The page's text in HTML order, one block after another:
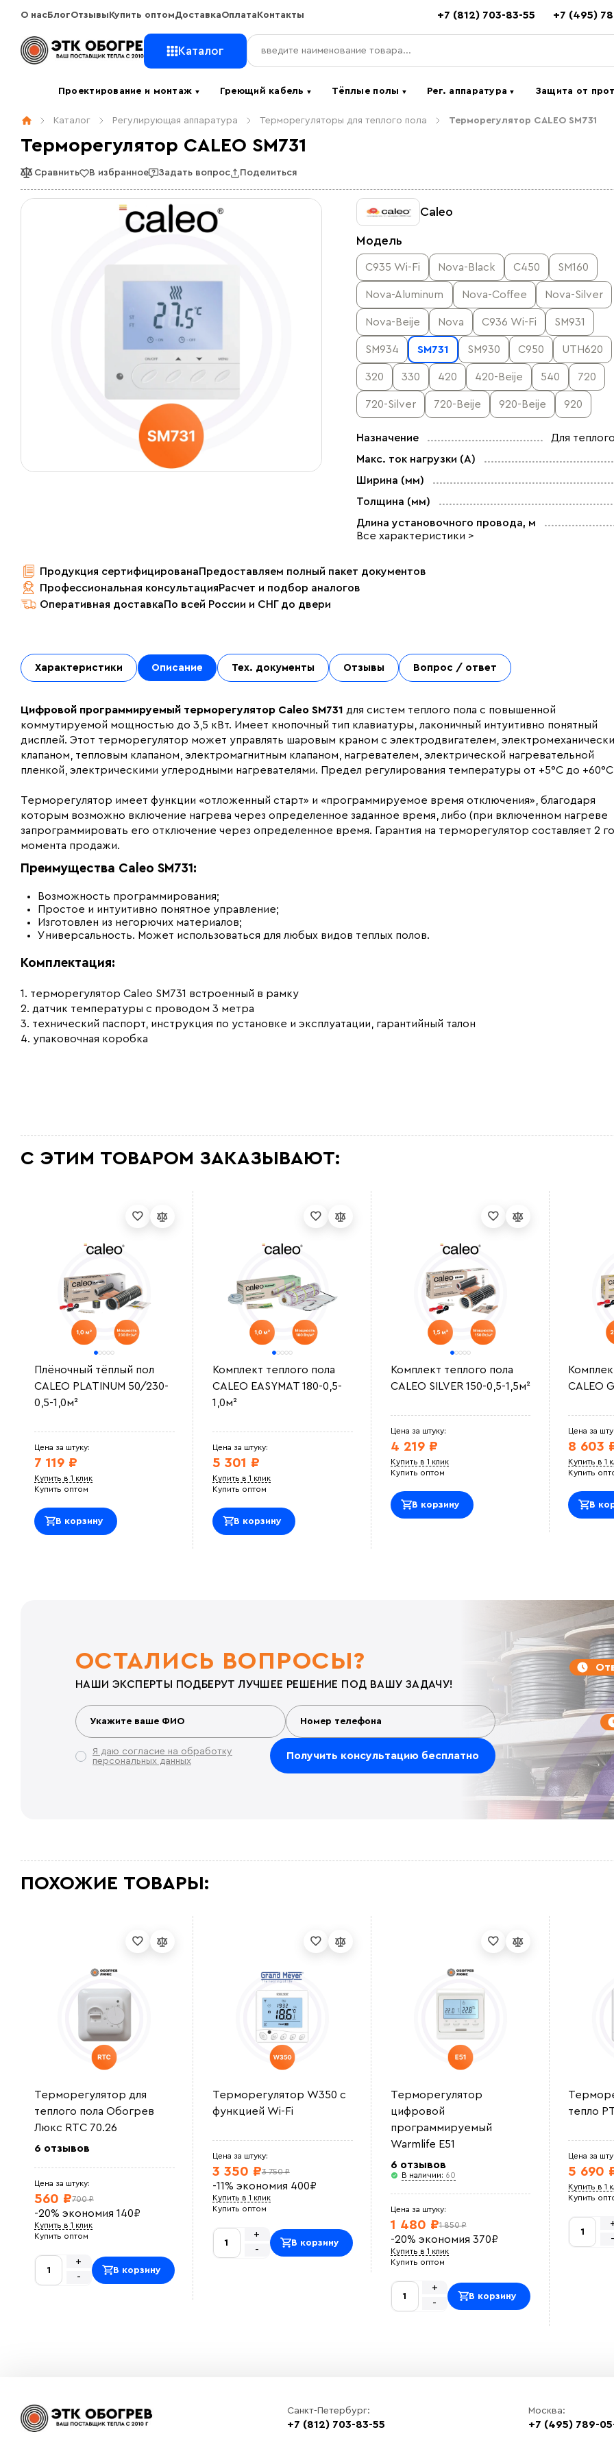
О нас БлогОтзывы Купить оптомДоставкаОплата Контакты +7 (812) 703-83-55 +7 (495)
Каталог
Проектирование и монтаж ▼ Греющий кабель▼ Тёплые полы ▼ Рег. аппаратура▼ Защита от
Каталог Регулирующая аппаратура Терморегуляторы для теплого пола Терморегулятор CALEO SM731
Терморегулятор CALEO SM731
Сравнить В избранное Задать вопрос Поделиться
Caleo
Модель
С935 Wi-Fi Nova-Black C450 SM160
Nova-Aluminum Nova-Coffee Nova-Silver
Nova-Beije Nova С936 Wi-Fi SM931
SM934 SM731 SM930 C950 UTH620
320 330 420 420-Beije 540 720
720-Silver 720-Beije 920-Beije 920
Назначение
Для
Макс. ток нагрузки (А)
Ширина (мм)
Толщина (мм)
Длина установочного провода, м
Все характеристики >
Продукция сертифицированаПредоставляем полный пакет документов
Профессиональная консультацияРасчет и подбор аналогов
Оперативная доставкаПо всей России и СНГ до двери
Характеристики Описание Тех. документы Отзывы Вопрос / ответ
Цифровой программируемый терморегулятор Caleo SM731 для систем теплого пола с повышенной
коммутируемой мощностью до 3,5 кВт. Имеет кнопочный тип клавиатуры, лаконичный интуитивно понятный
дисплей. Этот терморегулятор может управлять шаровым краном с электродвигателем,
клапаном, тепловым клапаном, электромагнитным клапаном, нагревателем, электрической нагревательной
пленкой, электрическими углеродными нагревателями. Предел регулирования температуры от +5°С до
Терморегулятор имеет функции «отложенный старт» и «программируемое время отключения», благодаря
которым возможно включение нагрева через определенное заданное время, либо (при включенном нагреве
запрограммировать его отключение через определенное время. Гарантия на терморегулятор составляет 2
момента продажи.
Преимущества Caleo SM731:
Возможность программирования;
Простое и интуитивно понятное управление;
Изготовлен из негорючих материалов;
Универсальность. Может использоваться для любых видов теплых полов.
Комплектация:
1. терморегулятор Caleo SM731 встроенный в рамку
2. датчик температуры с проводом 3 метра
3. технический паспорт, инструкция по установке и эксплуатации, гарантийный талон
4. упаковочная коробка
С ЭТИМ ТОВАРОМ ЗАКАЗЫВАЮТ:
Плёночный тёплый пол
CALEO PLATINUM 50/230-
0,5-1,0м²
Цена за штуку:
7 119 ₽
Купить в 1 клик
Купить оптом
В корзину
Комплект теплого пола
CALEO EASYMAT 180-0,5-
1,0м²
Цена за штуку:
5 301 ₽
Купить в 1 клик
Купить оптом
В корзину
Комплект теплого пола
CALEO SILVER 150-0,5-1,5м²
Цена за штуку:
4 219 ₽
Купить в 1 клик
Купить оптом
В корзину
CALEO
Цена за
8 603
Купить в 1
Купить
В
ОСТАЛИСЬ ВОПРОСЫ?
НАШИ ЭКСПЕРТЫ ПОДБЕРУТ ЛУЧШЕЕ РЕШЕНИЕ ПОД ВАШУ ЗАДАЧУ!
Я даю согласие на обработку
персональных данных
ПОХОЖИЕ ТОВАРЫ:
Терморегулятор для
теплого пола Обогрев
Люкс RTC 70.26
6 отзывов
Цена за штуку:
700 ₽
560 ₽
-20% экономия 140₽
Купить в 1 клик
Купить оптом
-
+
В корзину
Терморегулятор W350 с
функцией Wi-Fi
Цена за штуку:
3 750 ₽
3 350 ₽
-11% экономия 400₽
Купить в 1 клик
Купить оптом
-
+
В корзину
Терморегулятор
цифровой
программируемый
Warmlife E51
6 отзывов
В наличии: 60
Цена за штуку:
1 850 ₽
1 480 ₽
-20% экономия 370₽
Купить в 1 клик
Купить оптом
-
+
В корзину
тепло
Цена за
5 690
Купить в 1
Купить
-
Санкт-Петербург:
+7 (812) 703-83-55
Москва:
+7 (495) 789-